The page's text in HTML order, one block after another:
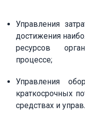
Управления
достижения
ресурсов
процессе;
Управления
краткосрочных
средствах и